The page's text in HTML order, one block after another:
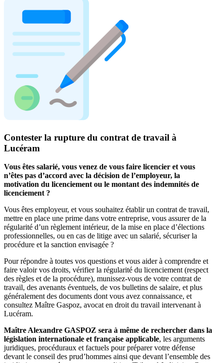
Contester la rupture du contrat de travail à
Lucéram
Vous êtes salarié, vous venez de vous faire licencier et vous
n’êtes pas d’accord avec la décision de l’employeur, la
motivation du licenciement ou le montant des indemnités de
licenciement ?
Vous êtes employeur, et vous souhaitez établir un contrat de travail,
mettre en place une prime dans votre entreprise, vous assurer de la
régularité d’un règlement intérieur, de la mise en place d’élections
professionnelles, ou en cas de litige avec un salarié, sécuriser la
procédure et la sanction envisagée ?
Pour répondre à toutes vos questions et vous aider à comprendre et
faire valoir vos droits, vérifier la régularité du licenciement (respect
des règles et de la procédure), munissez-vous de votre contrat de
travail, des avenants éventuels, de vos bulletins de salaire, et plus
généralement des documents dont vous avez connaissance, et
consultez Maître Gaspoz, avocat en droit du travail intervenant à
Lucéram.
Maître Alexandre GASPOZ sera à même de rechercher dans la
législation internationale et française applicable, les arguments
juridiques, procéduraux et factuels pour préparer votre défense
devant le conseil des prud’hommes ainsi que devant l’ensemble des